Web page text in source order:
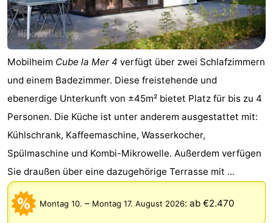
Mobilheim Cube la Mer 4 verfügt über zwei Schlafzimmern
und einem Badezimmer. Diese freistehende und
ebenerdige Unterkunft von ±45m² bietet Platz für bis zu 4
Personen. Die Küche ist unter anderem ausgestattet mit:
Kühlschrank, Kaffeemaschine, Wasserkocher,
Spülmaschine und Kombi-Mikrowelle. Außerdem verfügen
Sie draußen über eine dazugehörige Terrasse mit ...
Montag 10. – Montag 17. August 2026: ab €2.470